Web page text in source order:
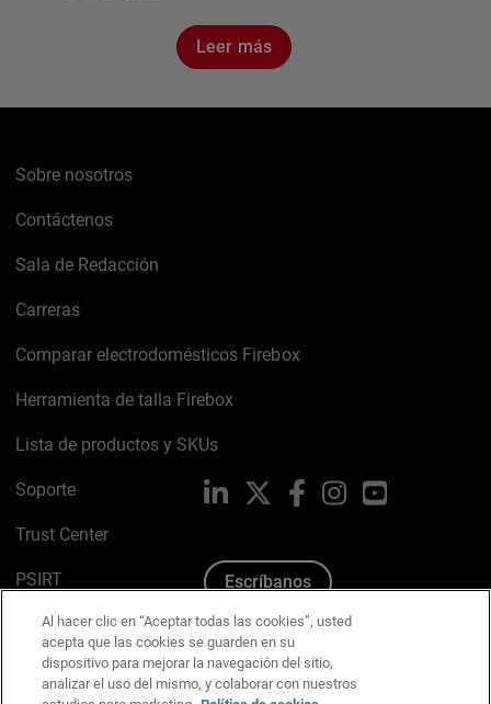
Leer más
Sobre nosotros
Contáctenos
Sala de Redacción
Carreras
Comparar electrodomésticos Firebox
Herramienta de talla Firebox
Lista de productos y SKUs
Soporte
Trust Center
PSIRT
Política de cookies
Política de privacidad
LinkedIn FacebookInstagramYouTube
Escríbanos
Al hacer clic en “Aceptar todas las cookies”, usted
acepta que las cookies se guarden en su
dispositivo para mejorar la navegación del sitio,
analizar el uso del mismo, y colaborar con nuestros